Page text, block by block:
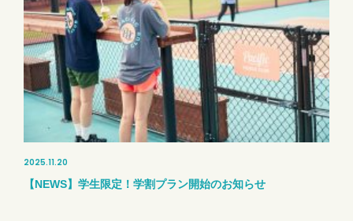
2025.11.20
【NEWS】学生限定！学割プラン開始のお知らせ